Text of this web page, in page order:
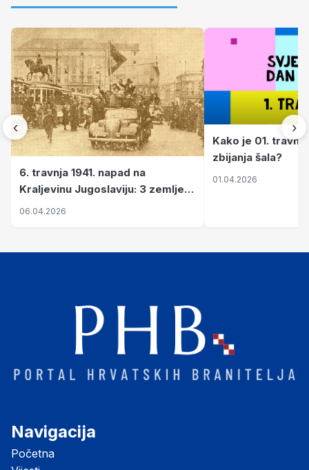
‹
6. travnja 1941. napad na
Kraljevinu Jugoslaviju: 3 zemlje
nastale njenim raspadom
06.04.2026
Kako je 01.
zbijanja šala?
01.04.2026
›
Navigacija
Početna